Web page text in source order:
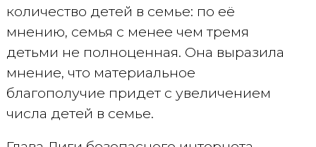
количество детей в семье: по её
мнению, семья с менее чем тремя
детьми не полноценная. Она выразила
мнение, что материальное
благополучие придет с увеличением
числа детей в семье.